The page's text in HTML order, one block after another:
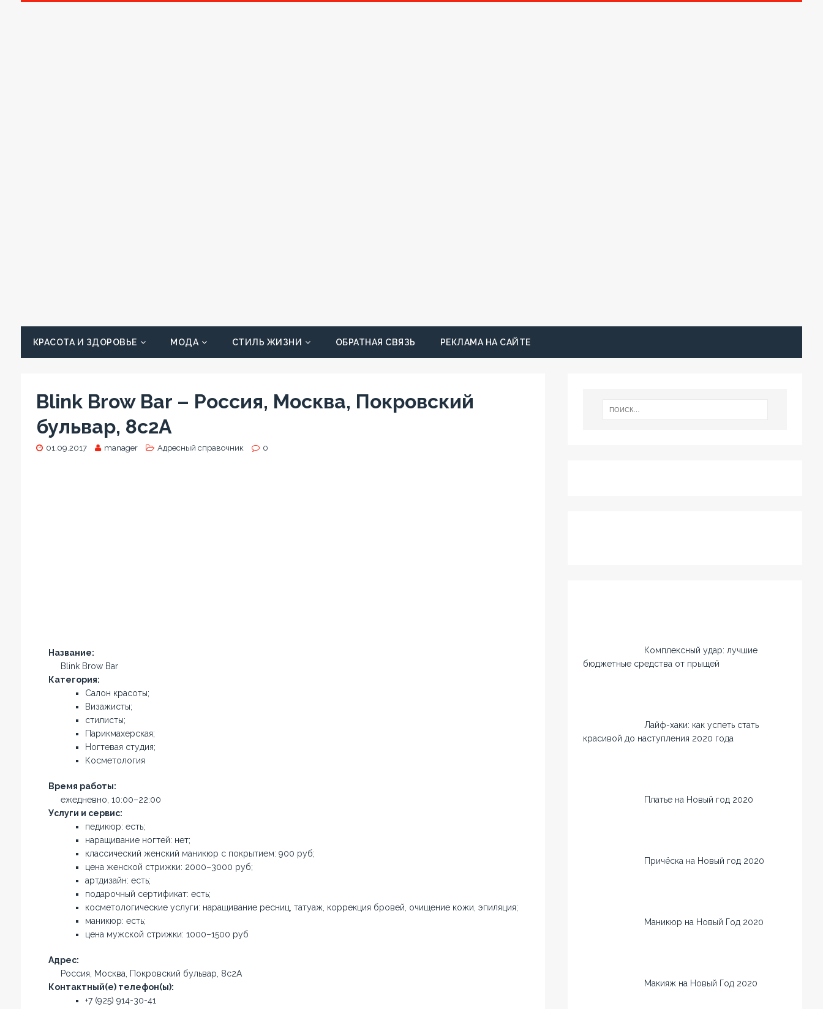
КРАСОТА И ЗДОРОВЬЕ МОДА СТИЛЬ ЖИЗНИ ОБРАТНАЯ СВЯЗЬ РЕКЛАМА НА САЙТЕ
Blink Brow Bar – Россия, Москва, Покровский
бульвар, 8с2А
01.09.2017 manager Адресный справочник 0
Название:
Blink Brow Bar
Категория:
Салон красоты;
Визажисты;
стилисты;
Парикмахерская;
Ногтевая студия;
Косметология
Время работы:
ежедневно, 10:00–22:00
Услуги и сервис:
педикюр: есть;
наращивание ногтей: нет;
классический женский маникюр с покрытием: 900 руб;
цена женской стрижки: 2000–3000 руб;
артдизайн: есть;
подарочный сертификат: есть;
косметологические услуги: наращивание ресниц, татуаж, коррекция бровей, очищение кожи, эпиляция;
маникюр: есть;
цена мужской стрижки: 1000–1500 руб
Адрес:
Россия, Москва, Покровский бульвар, 8с2А
Контактный(е) телефон(ы):
+7 (925) 914-30-41
Комплексный удар: лучшие
бюджетные средства от прыщей
Лайф-хаки: как успеть стать
красивой до наступления 2020 года
Платье на Новый год 2020
Причёска на Новый год 2020
Маникюр на Новый Год 2020
Макияж на Новый Год 2020